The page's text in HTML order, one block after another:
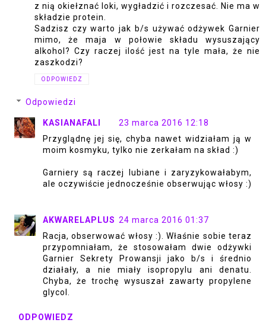
z nią okiełznać loki, wygładzić i rozczesać. Nie ma w
składzie protein.
Sadzisz czy warto jak b/s używać odżywek Garnier
mimo, że maja w połowie składu wysuszający
alkohol? Czy raczej ilość jest na tyle mała, że nie
zaszkodzi?
ODPOWIEDZ
Odpowiedzi
KASIANAFALI
23 marca 2016 12:18
Przyglądnę jej się, chyba nawet widziałam ją w
moim kosmyku, tylko nie zerkałam na skład :)
Garniery są raczej lubiane i zaryzykowałabym,
ale oczywiście jednocześnie obserwując włosy :)
AKWARELAPLUS 24 marca 2016 01:37
Racja, obserwować włosy :). Właśnie sobie teraz
przypomniałam, że stosowałam dwie odżywki
Garnier Sekrety Prowansji jako b/s i średnio
działały, a nie miały isopropylu ani denatu.
Chyba, że trochę wysuszał zawarty propylene
glycol.
ODPOWIEDZ